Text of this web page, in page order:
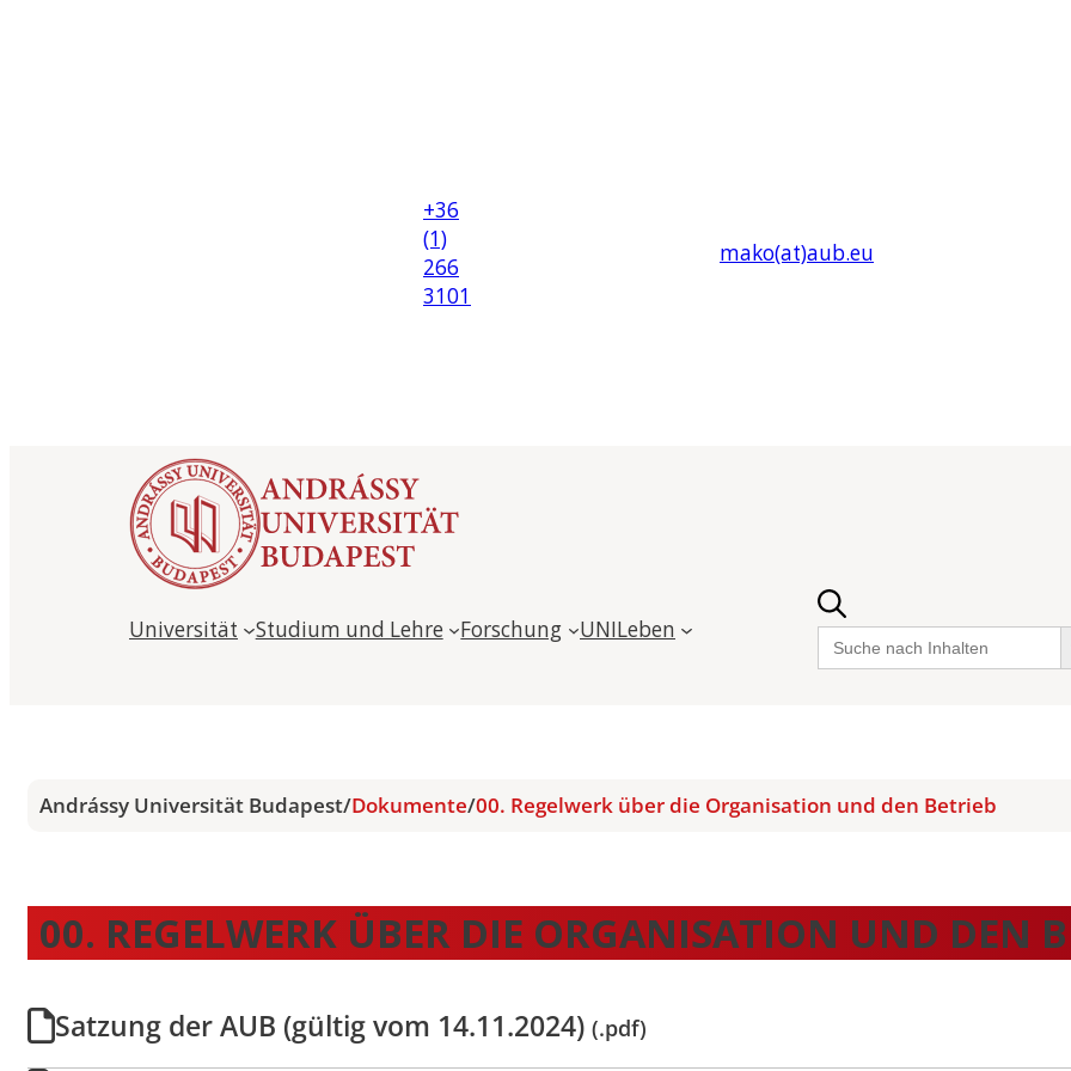
+36
(1)
266
3101
mako(at)aub.eu
Universität Studium und Lehre Forschung UNILeben Search
for:
Andrássy Universität Budapest/Dokumente/00. Regelwerk über die Organisation und den Betrieb
00. REGELWERK ÜBER DIE ORGANISATION UND DEN
Satzung der AUB (gültig vom 14.11.2024) (.pdf)